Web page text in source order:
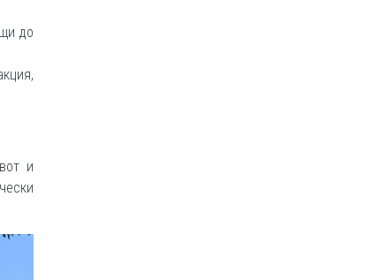
до
и